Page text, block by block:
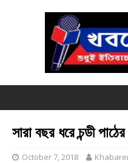
সারা বছর ধরে চন্ডী
October 7, 2018